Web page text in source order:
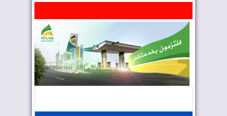
المغرب يعزز موقعه في صناعة الطيران